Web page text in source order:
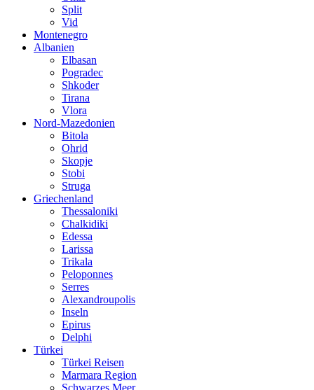
Split
Vid
Montenegro
Albanien
Elbasan
Pogradec
Shkoder
Tirana
Vlora
Nord-Mazedonien
Bitola
Ohrid
Skopje
Stobi
Struga
Griechenland
Thessaloniki
Chalkidiki
Edessa
Larissa
Trikala
Peloponnes
Serres
Alexandroupolis
Inseln
Epirus
Delphi
Türkei
Türkei Reisen
Marmara Region
Schwarzes Meer